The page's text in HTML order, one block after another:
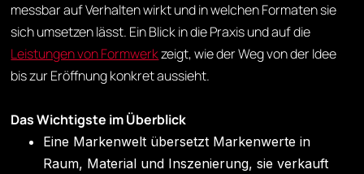
messbar auf Verhalten wirkt und in welchen Formaten sie
sich umsetzen lässt. Ein Blick in die Praxis und auf die
Leistungen von Formwerkzeigt, wie der Weg von der Idee
bis zur Eröffnung konkret aussieht.
Das Wichtigste im Überblick
Eine Markenwelt übersetzt Markenwerte in
Raum, Material und Inszenierung, sie verkauft